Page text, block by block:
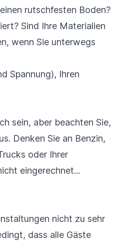
rutschfesten Boden?
Sind Ihre Materialien
wenn Sie unterwegs
Spannung), Ihren
sein, aber beachten Sie,
Denken Sie an Benzin,
oder Ihrer
eingerechnet...
nicht zu sehr
dass alle Gäste